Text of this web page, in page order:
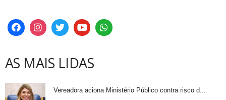
AS MAIS LIDAS
Vereadora aciona Ministério Público contra risco d...